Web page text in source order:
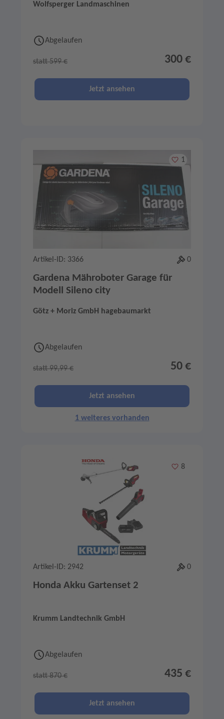
Wolfsperger Landmaschinen
Abgelaufen
statt 599 € 300 €
Jetzt ansehen
Merken
1
Artikel-ID: 3366 0
Gardena Mähroboter Garage für
Modell Sileno city
Götz + Moriz GmbH hagebaumarkt
Abgelaufen
statt 99,99 € 50 €
Jetzt ansehen
1 weiteres vorhanden
Merken
8
Artikel-ID: 2942 0
Honda Akku Gartenset 2
Krumm Landtechnik GmbH
Abgelaufen
statt 870 € 435 €
Jetzt ansehen